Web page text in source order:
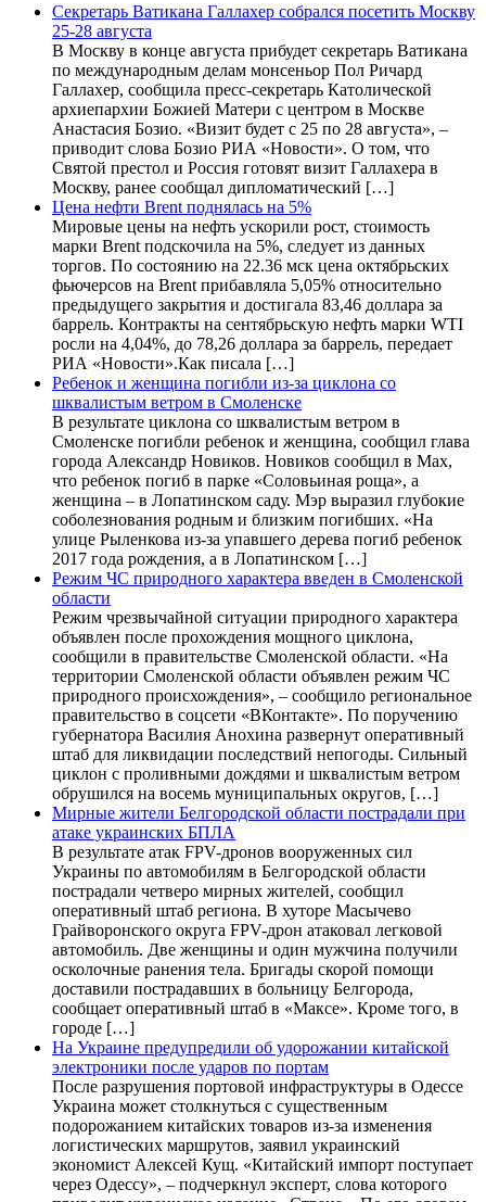
Секретарь Ватикана Галлахер собрался посетить Москву
25-28 августа
В Москву в конце августа прибудет секретарь Ватикана
по международным делам монсеньор Пол Ричард
Галлахер, сообщила пресс-секретарь Католической
архиепархии Божией Матери с центром в Москве
Анастасия Бозио. «Визит будет с 25 по 28 августа», –
приводит слова Бозио РИА «Новости». О том, что
Святой престол и Россия готовят визит Галлахера в
Москву, ранее сообщал дипломатический […]
Цена нефти Brent поднялась на 5%
Мировые цены на нефть ускорили рост, стоимость
марки Brent подскочила на 5%, следует из данных
торгов. По состоянию на 22.36 мск цена октябрьских
фьючерсов на Brent прибавляла 5,05% относительно
предыдущего закрытия и достигала 83,46 доллара за
баррель. Контракты на сентябрьскую нефть марки WTI
росли на 4,04%, до 78,26 доллара за баррель, передает
РИА «Новости».Как писала […]
Ребенок и женщина погибли из-за циклона со
шквалистым ветром в Смоленске
В результате циклона со шквалистым ветром в
Смоленске погибли ребенок и женщина, сообщил глава
города Александр Новиков. Новиков сообщил в Мах,
что ребенок погиб в парке «Соловьиная роща», а
женщина – в Лопатинском саду. Мэр выразил глубокие
соболезнования родным и близким погибших. «На
улице Рыленкова из-за упавшего дерева погиб ребенок
2017 года рождения, а в Лопатинском […]
Режим ЧС природного характера введен в Смоленской
области
Режим чрезвычайной ситуации природного характера
объявлен после прохождения мощного циклона,
сообщили в правительстве Смоленской области. «На
территории Смоленской области объявлен режим ЧС
природного происхождения», – сообщило региональное
правительство в соцсети «ВКонтакте». По поручению
губернатора Василия Анохина развернут оперативный
штаб для ликвидации последствий непогоды. Сильный
циклон с проливными дождями и шквалистым ветром
обрушился на восемь муниципальных округов, […]
Мирные жители Белгородской области пострадали при
атаке украинских БПЛА
В результате атак FPV-дронов вооруженных сил
Украины по автомобилям в Белгородской области
пострадали четверо мирных жителей, сообщил
оперативный штаб региона. В хуторе Масычево
Грайворонского округа FPV-дрон атаковал легковой
автомобиль. Две женщины и один мужчина получили
осколочные ранения тела. Бригады скорой помощи
доставили пострадавших в больницу Белгорода,
сообщает оперативный штаб в «Максе». Кроме того, в
городе […]
На Украине предупредили об удорожании китайской
электроники после ударов по портам
После разрушения портовой инфраструктуры в Одессе
Украина может столкнуться с существенным
подорожанием китайских товаров из-за изменения
логистических маршрутов, заявил украинский
экономист Алексей Кущ. «Китайский импорт поступает
через Одессу», – подчеркнул эксперт, слова которого